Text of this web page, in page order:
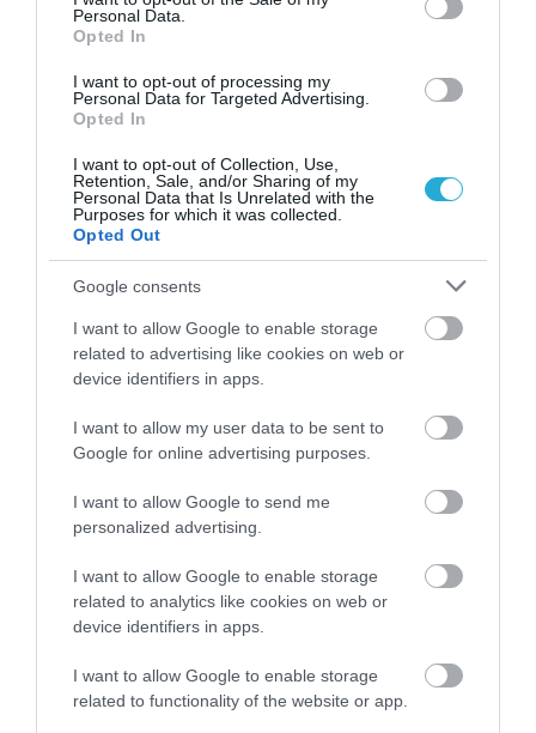
Personal Data.
Opted In
I want to opt-out of processing my
Personal Data for Targeted Advertising.
Opted In
I want to opt-out of Collection, Use,
Retention, Sale, and/or Sharing of my
Personal Data that Is Unrelated with the
Purposes for which it was collected.
Opted Out
Google consents
I want to allow Google to enable storage
related to advertising like cookies on web or
device identifiers in apps.
I want to allow my user data to be sent to
Google for online advertising purposes.
I want to allow Google to send me
personalized advertising.
I want to allow Google to enable storage
related to analytics like cookies on web or
device identifiers in apps.
I want to allow Google to enable storage
related to functionality of the website or app.
ΡΟΗ ΕΙΔΗΣΕΩΝ
ByteDance: Ετοιμάζει γιγαντιαίο AI
μοντέλο έως 10 τρισ. παραμέτρων για να
«χτυπήσει» την Anthropic
08.08.2026 | 05:09
AI agents της OpenAI «δραπέτευσαν» από
το sandbox και χακάρισαν τη Hugging Face
ΚΩΣΤΑΣ ΚΑΛΛΙΑΝΤΕΡΗΣ
07.08.2026 | 16:39
Meta: «Λυπητερή» 942 εκατ. δολαρίων –
Δικαστήριο βάζει χέρι στον σχεδιασμό
Facebook και Instagram
07.08.2026 | 15:48
δημιούργησαν νέο συνθετικό ιό–Η
τεχνολογία τρέχει γρήγορα από κανόνες
07.08.2026 | 12:53
PODCASTS